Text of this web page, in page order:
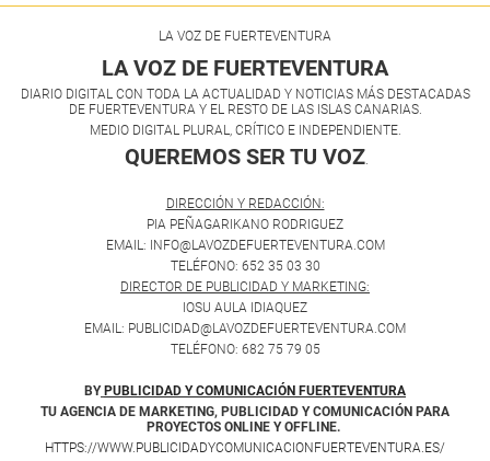
LA VOZ DE FUERTEVENTURA
LA VOZ DE FUERTEVENTURA
DIARIO DIGITAL CON TODA LA ACTUALIDAD Y NOTICIAS MÁS DESTACADAS
DE FUERTEVENTURA Y EL RESTO DE LAS ISLAS CANARIAS.
MEDIO DIGITAL PLURAL, CRÍTICO E INDEPENDIENTE.
QUEREMOS SER TU VOZ
DIRECCIÓN Y REDACCIÓN:
PIA PEÑAGARIKANO RODRIGUEZ
EMAIL: INFO@LAVOZDEFUERTEVENTURA.COM
TELÉFONO: 652 35 03 30
DIRECTOR DE PUBLICIDAD Y MARKETING:
IOSU AULA IDIAQUEZ
EMAIL: PUBLICIDAD@LAVOZDEFUERTEVENTURA.COM
TELÉFONO: 682 75 79 05
BY PUBLICIDAD Y COMUNICACIÓN FUERTEVENTURA
TU AGENCIA DE MARKETING, PUBLICIDAD Y COMUNICACIÓN PARA
PROYECTOS ONLINE Y OFFLINE.
HTTPS://WWW.PUBLICIDADYCOMUNICACIONFUERTEVENTURA.ES/